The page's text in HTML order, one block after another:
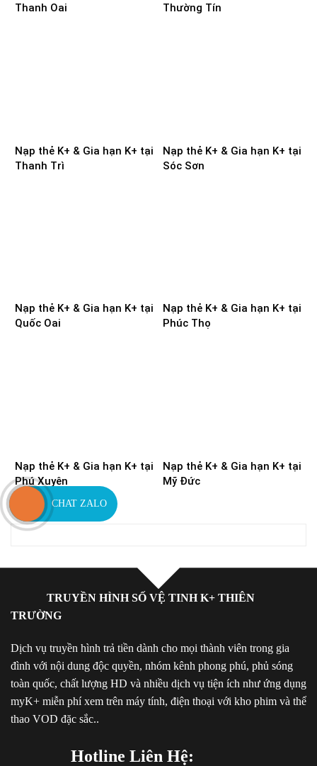
Thanh Oai
Thường Tín
Nạp thẻ K+ & Gia hạn K+ tại
Thanh Trì
Nạp thẻ K+ & Gia hạn K+ tại
Sóc Sơn
Nạp thẻ K+ & Gia hạn K+ tại
Quốc Oai
Nạp thẻ K+ & Gia hạn K+ tại
Phúc Thọ
Nạp thẻ K+ & Gia hạn K+ tại
Phú Xuyên
Nạp thẻ K+ & Gia hạn K+ tại
Mỹ Đức
TRUYỀN HÌNH SỐ VỆ TINH K+ THIÊN
TRƯỜNG
Dịch vụ truyền hình trả tiền dành cho mọi thành viên trong gia
đình với nội dung độc quyền, nhóm kênh phong phú, phủ sóng
toàn quốc, chất lượng HD và nhiều dịch vụ tiện ích như ứng dụng
myK+ miễn phí xem trên máy tính, điện thoại với kho phim và thể
thao VOD đặc sắc..
Hotline Liên Hệ:
CHAT ZALO